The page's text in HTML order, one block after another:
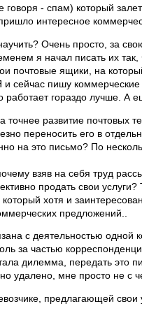
- спам) который
интересное
Очень просто, за
я начал писать их так,
ящики, на
и сейчас пишу
гораздо лучше. А
, а точнее развитие почтовых
переносить его в
на это письмо? По
взяв на себя труд
продать свои
хотя и
предложений..
с деятельностью одной
за частью
дилемма, передать это
удалено, мне просто не с
предлагающей свои